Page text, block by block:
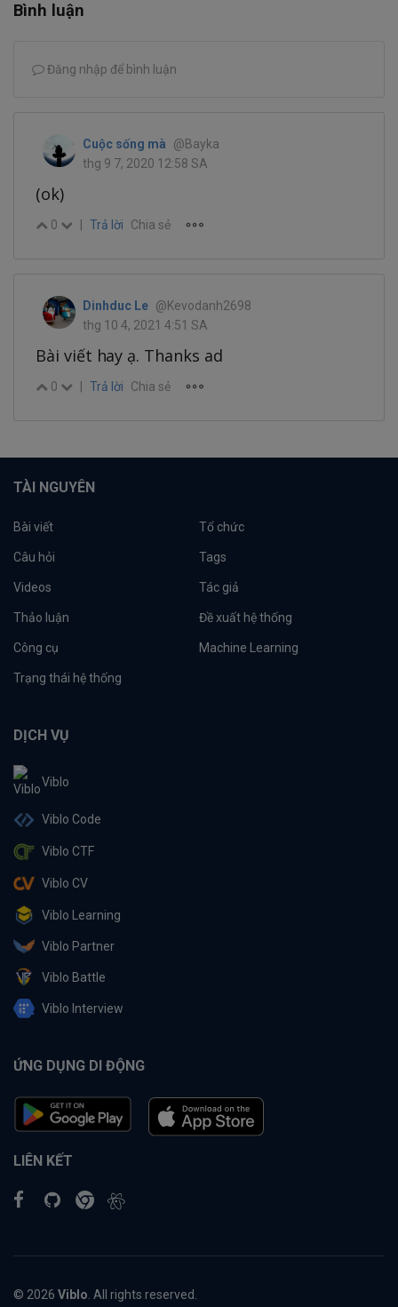
Bình luận
Đăng nhập để bình luận
Cuộc sống mà
@Bayka
thg 9 7, 2020 12:58 SA
(ok)
0 Trả lời Chia sẻ
Dinhduc Le @Kevodanh2698
thg 10 4, 2021 4:51 SA
Bài viết hay ạ. Thanks ad
0 Trả lời Chia sẻ
TÀI NGUYÊN
Bài viết Tổ chức
Câu hỏi Tags
Videos Tác giả
Thảo luận Đề xuất hệ thống
Công cụ Machine Learning
Trạng thái hệ thống
DỊCH VỤ
Viblo
Viblo Code
Viblo CTF
Viblo CV
Viblo Learning
Viblo Partner
Viblo Battle
Viblo Interview
ỨNG DỤNG DI ĐỘNG
LIÊN KẾT
© 2026 Viblo . All rights reserved.